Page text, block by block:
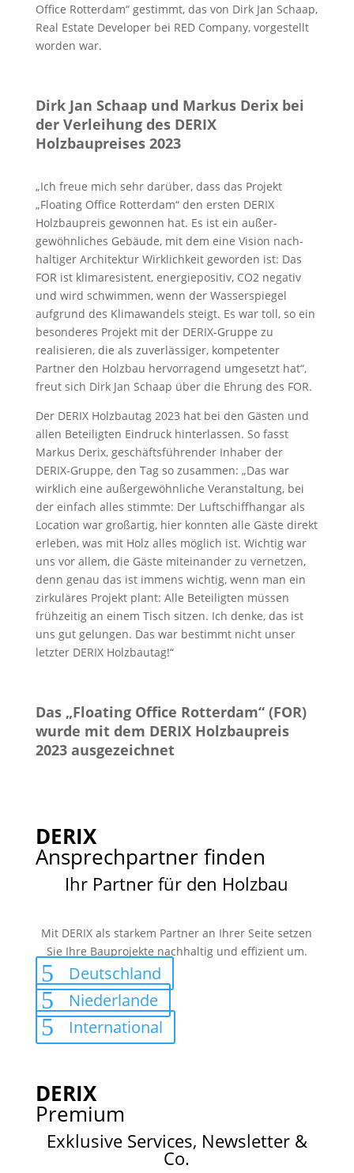
Office Rotterdam“ gestimmt, das von Dirk Jan Schaap,
Real Estate Developer bei RED Company, vorgestellt
worden war.
Dirk Jan Schaap und Markus Derix bei
der Verleihung des DERIX
Holzbaupreises 2023
„Ich freue mich sehr darüber, dass das Projekt
„Floating Office Rotterdam“ den ersten DERIX
Holzbaupreis gewonnen hat. Es ist ein außer­
gewöhnliches Gebäude, mit dem eine Vision nach­
haltiger Architektur Wirklichkeit geworden ist: Das
FOR ist klima­resistent, energiepositiv, CO2 negativ
und wird schwimmen, wenn der Wasser­spiegel
aufgrund des Klima­wandels steigt. Es war toll, so ein
besonderes Projekt mit der DERIX-Gruppe zu
realisieren, die als zuver­lässiger, kompetenter
Partner den Holzbau hervor­ragend umgesetzt hat“,
freut sich Dirk Jan Schaap über die Ehrung des FOR.
Der DERIX Holzbautag 2023 hat bei den Gästen und
allen Beteiligten Eindruck hinterlassen. So fasst
Markus Derix, geschäfts­führender Inhaber der
DERIX-Gruppe, den Tag so zusammen: „Das war
wirklich eine außergewöhnliche Veranstaltung, bei
der einfach alles stimmte: Der Luftschiff­hangar als
Location war großartig, hier konnten alle Gäste direkt
erleben, was mit Holz alles möglich ist. Wichtig war
uns vor allem, die Gäste miteinander zu vernetzen,
denn genau das ist immens wichtig, wenn man ein
zirkuläres Projekt plant: Alle Beteiligten müssen
frühzeitig an einem Tisch sitzen. Ich denke, das ist
uns gut gelungen. Das war bestimmt nicht unser
letzter DERIX Holzbautag!“
Das „Floating Office Rotterdam“ (FOR)
wurde mit dem DERIX Holzbaupreis
2023 ausgezeichnet
DERIX
Ansprechpartner finden
Ihr Partner für den Holzbau
Mit DERIX als starkem Partner an Ihrer Seite setzen
Sie Ihre Bauprojekte nachhaltig und effizient um.
Deutschland
Niederlande
International
DERIX
Premium
Exklusive Services, Newsletter &
Co.